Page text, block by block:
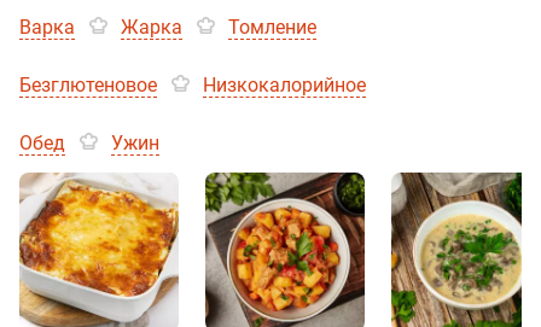
Варка Жарка Томление
Безглютеновое Низкокалорийное
Обед Ужин